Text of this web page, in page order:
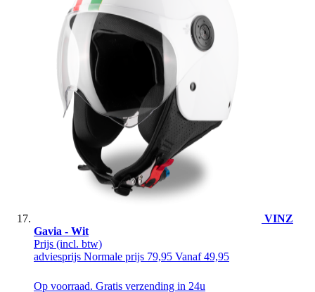
VINZ
Gavia - Wit
Prijs (incl. btw)
adviesprijs Normale prijs 79,95 Vanaf 49,95
Op voorraad. Gratis verzending in 24u